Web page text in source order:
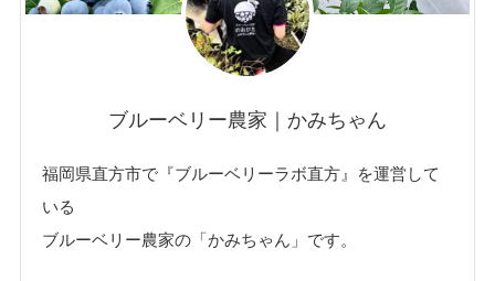
ブルーベリー農家｜かみちゃん
福岡県直方市で『ブルーベリーラボ直方』を運営して
いる
ブルーベリー農家の「かみちゃん」です。